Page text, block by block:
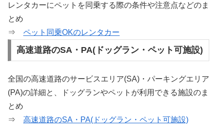
レンタカーにペットを同乗する際の条件や注意点などのま
とめ
⇒ ペット同乗OKのレンタカー
高速道路のSA・PA(ドッグラン・ペット可施設)
全国の高速道路のサービスエリア(SA)・パーキングエリア
(PA)の詳細と、ドッグランやペットが利用できる施設のま
とめ
⇒ 高速道路のSA・PA(ドッグラン・ペット可施設)